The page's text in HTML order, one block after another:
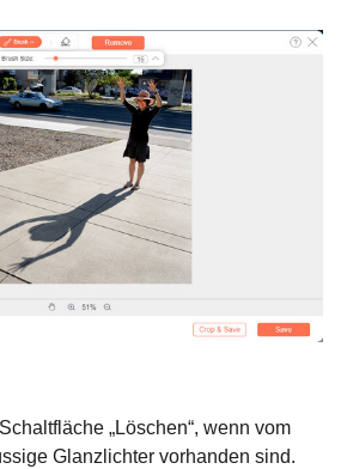
„Löschen“, wenn vom
Glanzlichter vorhanden sind.